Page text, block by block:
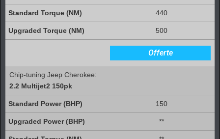
440
500
Offerte
Chip-tuning Jeep Cherokee:
2.2 Multijet2 150pk
150
**